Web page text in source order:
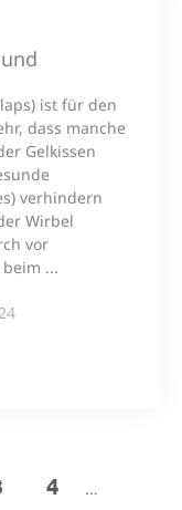
ist für den
dass manche
Gelkissen
verhindern
Wirbel
vor
...
4 …